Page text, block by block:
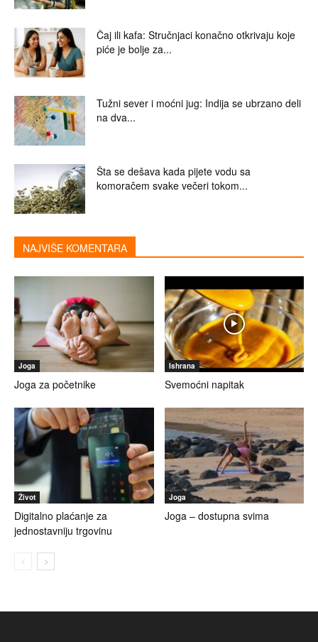
Čaj ili kafa: Stručnjaci konačno otkrivaju koje
piće je bolje za...
Tužni sever i moćni jug: Indija se ubrzano deli
na dva...
Šta se dešava kada pijete vodu sa
komoračem svake večeri tokom...
NAJVIŠE KOMENTARA
Joga
Joga za početnike
Ishrana
Svemoćni napitak
Život
Digitalno plaćanje za
jednostavniju trgovinu
Joga
Joga – dostupna svima